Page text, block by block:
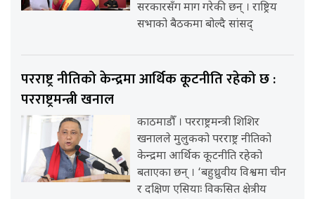
सरकारसँग माग गरेकी छन् । राष्ट्रिय
सभाको बैठकमा बोल्दै सांसद्
परराष्ट्र नीतिको केन्द्रमा आर्थिक कूटनीति रहेको छ :
परराष्ट्रमन्त्री खनाल
काठमाडौँ । परराष्ट्रमन्त्री शिशिर
खनालले मुलुकको परराष्ट्र नीतिको
केन्द्रमा आर्थिक कूटनीति रहेको
बताएका छन् । ‘बहुध्रुवीय विश्वमा चीन
र दक्षिण एसियाः विकसित क्षेत्रीय